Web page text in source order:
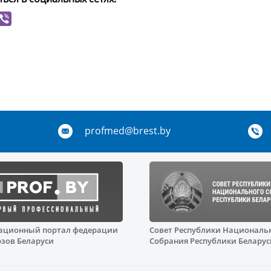
profmed@brest.by
портал федерации
Беларуси
Совет Республики
Собрания Республики